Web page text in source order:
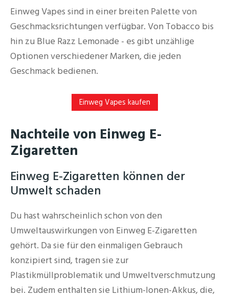
Einweg Vapes sind in einer breiten Palette von
Geschmacksrichtungen verfügbar. Von Tobacco bis
hin zu Blue Razz Lemonade - es gibt unzählige
Optionen verschiedener Marken, die jeden
Geschmack bedienen.
Einweg Vapes kaufen
Nachteile von Einweg E-
Zigaretten
Einweg E-Zigaretten können der
Umwelt schaden
Du hast wahrscheinlich schon von den
Umweltauswirkungen von Einweg E-Zigaretten
gehört. Da sie für den einmaligen Gebrauch
konzipiert sind, tragen sie zur
Plastikmüllproblematik und Umweltverschmutzung
bei. Zudem enthalten sie Lithium-Ionen-Akkus, die,